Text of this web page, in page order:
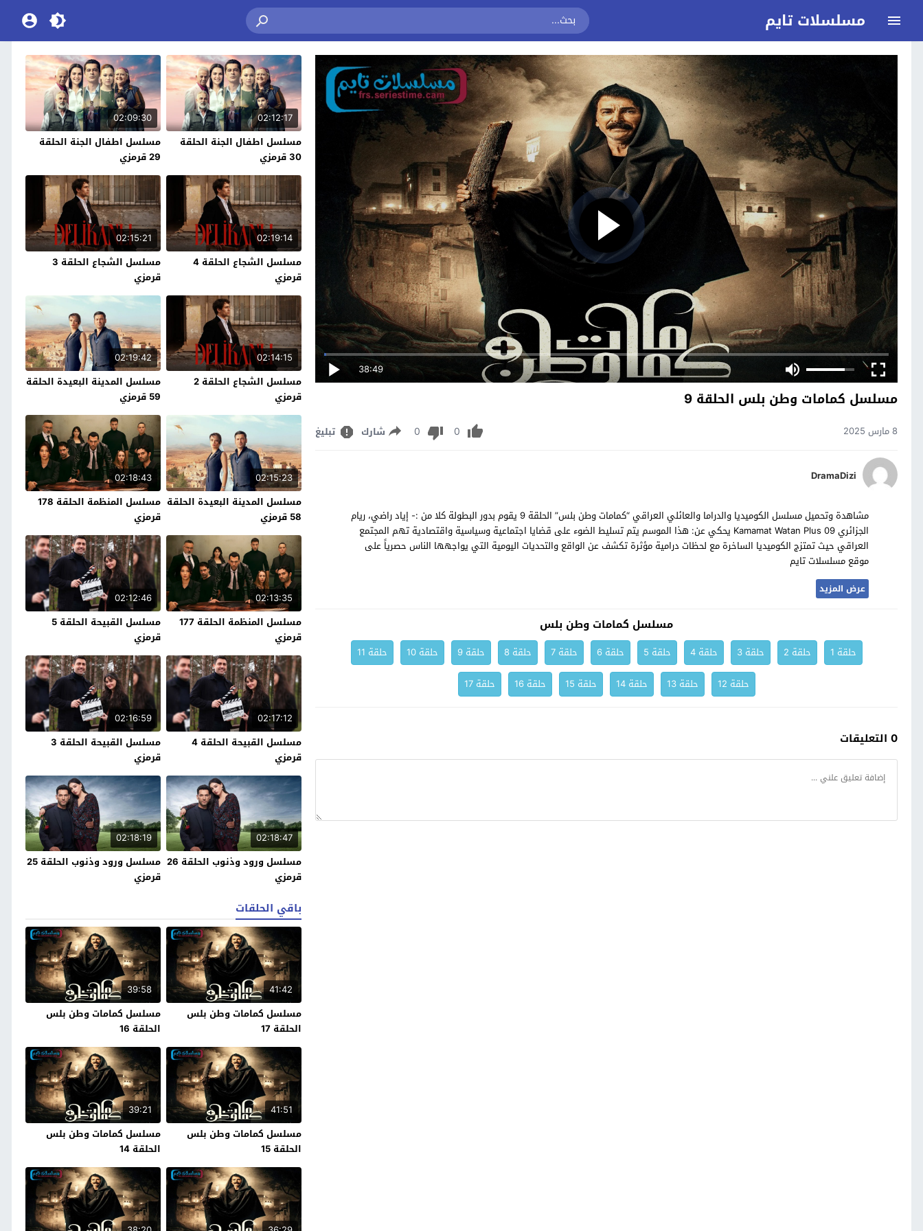
مسلسلات تايم
38:49
مسلسل كمامات وطن بلس الحلقة 9
8 مارس 2025 0
0 شارك تبليغ
DramaDizi
مشاهدة وتحميل مسلسل الكوميديا والدراما والعائلي العراقي “كمامات وطن بلس” الحلقة 9 يقوم بدور البطولة كلا من :- إياد راضي، ريام
الجزائري Kamamat Watan Plus 09 يحكي عن: هذا الموسم يتم تسليط الضوء على قضايا اجتماعية وسياسية واقتصادية تهم المجتمع
العراقي حيث تمتزج الكوميديا الساخرة مع لحظات درامية مؤثرة تكشف عن الواقع والتحديات اليومية التي يواجهها الناس حصرياً على
موقع مسلسلات تايم
عرض المزيد
مسلسل كمامات وطن بلس
حلقة 1 حلقة 2 حلقة 3 حلقة 4 حلقة 5 حلقة 6 حلقة 7 حلقة 8 حلقة 9 حلقة 10
حلقة 11
حلقة 12
حلقة 13 حلقة 14 حلقة 15 حلقة 16 حلقة 17
0 التعليقات
02:12:17
مسلسل اطفال الجنة الحلقة
30 قرمزي
02:09:30
مسلسل اطفال الجنة الحلقة
29 قرمزي
02:19:14
مسلسل الشجاع الحلقة 4
قرمزي
02:15:21
مسلسل الشجاع الحلقة 3
قرمزي
02:14:15
مسلسل الشجاع الحلقة 2
قرمزي
02:19:42
مسلسل المدينة البعيدة الحلقة
59 قرمزي
02:15:23
مسلسل المدينة البعيدة الحلقة
58 قرمزي
02:18:43
مسلسل المنظمة الحلقة 178
قرمزي
02:13:35
مسلسل المنظمة الحلقة 177
قرمزي
02:12:46
مسلسل القبيحة الحلقة 5
قرمزي
02:17:12
مسلسل القبيحة الحلقة 4
قرمزي
02:16:59
مسلسل القبيحة الحلقة 3
قرمزي
02:18:47
مسلسل ورود وذنوب الحلقة 26
قرمزي
02:18:19
مسلسل ورود وذنوب الحلقة 25
قرمزي
باقي الحلقات
41:42
مسلسل كمامات وطن بلس
الحلقة 17
39:58
مسلسل كمامات وطن بلس
الحلقة 16
41:51
مسلسل كمامات وطن بلس
الحلقة 15
39:21
مسلسل كمامات وطن بلس
الحلقة 14